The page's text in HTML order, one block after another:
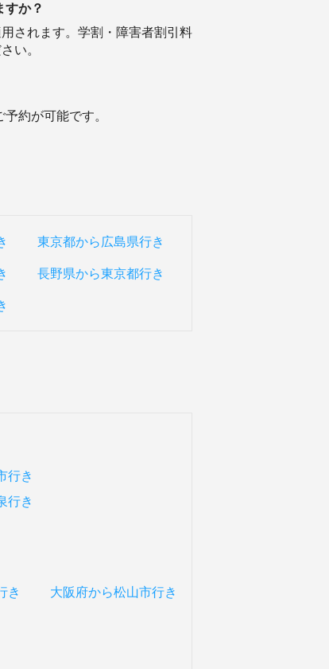
すか？
されます。学割・障害者割引料
い。
約が可能です。
東京都から広島県行き
長野県から東京都行き
行き
行き
き
大阪府から松山市行き